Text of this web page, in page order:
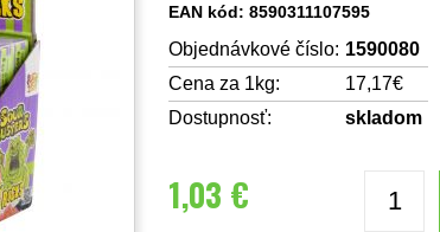
EAN kód: 8590311107595
Objednávkové číslo: 1590080
Cena za 1kg:
17,17€
Dostupnosť:
skladom
1,03 €